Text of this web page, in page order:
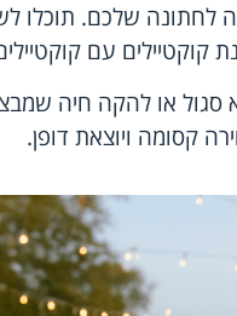
לחתונה שלכם. תוכלו
קוקטיילים עם
סגול או להקה חיה
קסומה ויוצאת דופן.